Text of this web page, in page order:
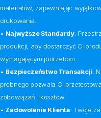
materiałów, zapewniając
drukowania.
• Najwyższe Standardy:
produkcji, aby dostarczyć Ci
wymagającym potrzebom.
• Bezpieczeństwo Transakcji:
próbnego pozwala Ci
zobowiązań i kosztów.
• Zadowolenie Klienta: Twoje